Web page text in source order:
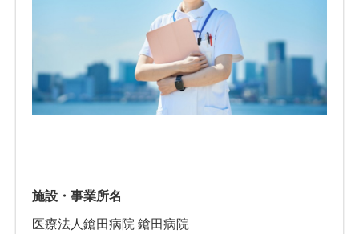
施設・事業所名
医療法人鎗田病院 鎗田病院